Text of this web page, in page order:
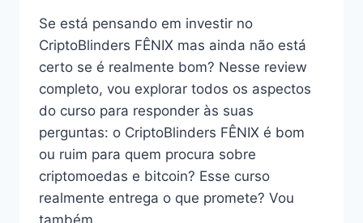
Se está pensando em investir no
CriptoBlinders FÊNIX mas ainda não está
certo se é realmente bom? Nesse review
completo, vou explorar todos os aspectos
do curso para responder às suas
perguntas: o CriptoBlinders FÊNIX é bom
ou ruim para quem procura sobre
criptomoedas e bitcoin? Esse curso
realmente entrega o que promete? Vou